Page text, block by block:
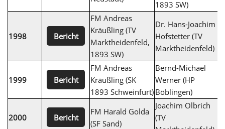
1893 SW)
1998 Bericht
FM Andreas
Kräußling (TV
Marktheidenfeld,
1893 SW)
Dr. Hans-Joachim
Hofstetter (TV
Marktheidenfeld)
1999 Bericht
FM Andreas
Kräußling (SK
1893 Schweinfurt)
Bernd-Michael
Werner (HP
Böblingen)
2000 Bericht
FM Harald Golda
(SF Sand)
Joachim Olbrich
(TV